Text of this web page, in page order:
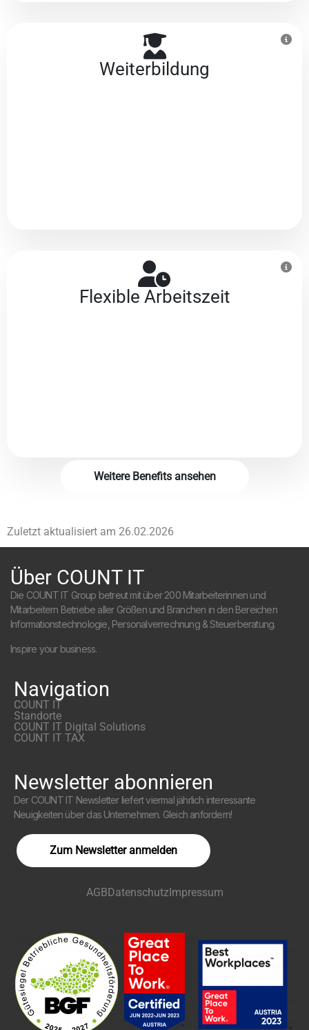
Weiterbildung
Flexible Arbeitszeit
Weitere Benefits ansehen
Zuletzt aktualisiert am 26.02.2026
Über COUNT IT
Die COUNT IT Group betreut mit über 200 Mitarbeiterinnen und
Mitarbeitern Betriebe aller Größen und Branchen in den Bereichen
Informationstechnologie, Personalverrechnung & Steuerberatung.
Inspire your business.
Navigation
COUNT IT
Standorte
COUNT IT Digital Solutions
COUNT IT TAX
Newsletter abonnieren
Der COUNT IT Newsletter liefert viermal jährlich interessante
Neuigkeiten über das Unternehmen. Gleich anfordern!
Zum Newsletter anmelden
AGB DatenschutzImpressum